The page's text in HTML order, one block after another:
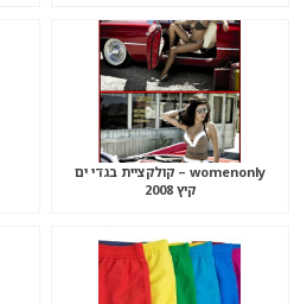
womenonly – קולקציית בגדי ים
קיץ 2008